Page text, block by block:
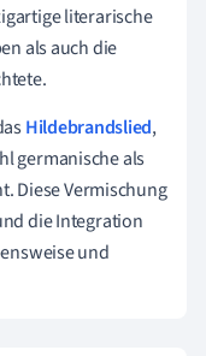
literarische
als auch die
Hildebrandslied,
germanische als
Diese Vermischung
die Integration
und